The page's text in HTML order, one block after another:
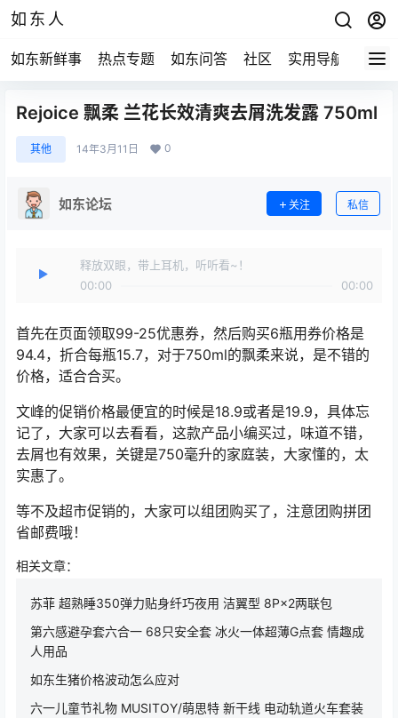
如东人
如东新鲜事 热点专题 如东问答 社区 实用导航 如东
Rejoice 飘柔 兰花长效清爽去屑洗发露 750ml
其他 14年3月11日 0
如东论坛 关注 私信
释放双眼，带上耳机，听听看~！
00:00
00:00
首先在页面领取99-25优惠券，然后购买6瓶用券价格是
94.4，折合每瓶15.7，对于750ml的飘柔来说，是不错的
价格，适合合买。
文峰的促销价格最便宜的时候是18.9或者是19.9，具体忘
记了，大家可以去看看，这款产品小编买过，味道不错，
去屑也有效果，关键是750毫升的家庭装，大家懂的，太
实惠了。
等不及超市促销的，大家可以组团购买了，注意团购拼团
省邮费哦！
相关文章：
苏菲 超熟睡350弹力贴身纤巧夜用 洁翼型 8P×2两联包
第六感避孕套六合一 68只安全套 冰火一体超薄G点套 情趣成
人用品
如东生猪价格波动怎么应对
六一儿童节礼物 MUSITOY/萌思特 新干线 电动轨道火车套装